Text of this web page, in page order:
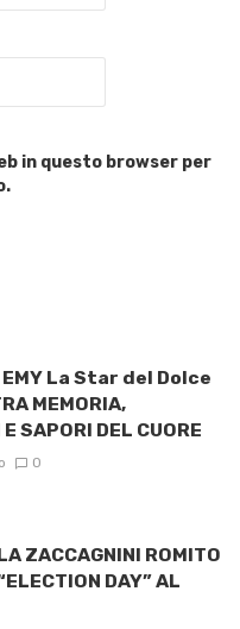
in questo browser per
EMY La Star del Dolce
MEMORIA,
SAPORI DEL CUORE
0
ZACCAGNINI ROMITO
DAY” AL